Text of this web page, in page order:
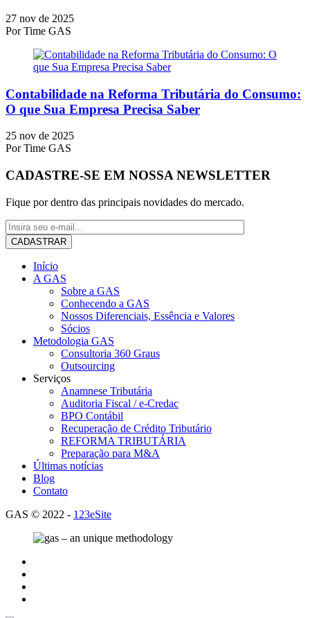
27 nov de 2025
PorTime GAS
Contabilidade na Reforma Tributária do Consumo:
O que Sua Empresa Precisa Saber
25 nov de 2025
PorTime GAS
CADASTRE-SE EM NOSSA NEWSLETTER
Fique por dentro das principais novidades do mercado.
Início
A GAS
Sobre a GAS
Conhecendo a GAS
Nossos Diferenciais, Essência e Valores
Sócios
Metodologia GAS
Consultoria 360 Graus
Outsourcing
Serviços
Anamnese Tributária
Auditoria Fiscal / e-Credac
BPO Contábil
Recuperação de Crédito Tributário
REFORMA TRIBUTÁRIA
Preparação para M&A
Últimas notícias
Blog
Contato
GAS © 2022 - 123eSite